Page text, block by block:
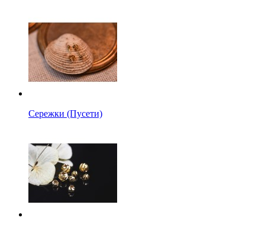
Сережки (Пусети)